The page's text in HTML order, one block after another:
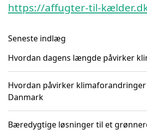
https://affugter-til-
Seneste indlæg
Hvordan dagens længde påvirker
Hvordan påvirker
Danmark
Bæredygtige løsninger til et